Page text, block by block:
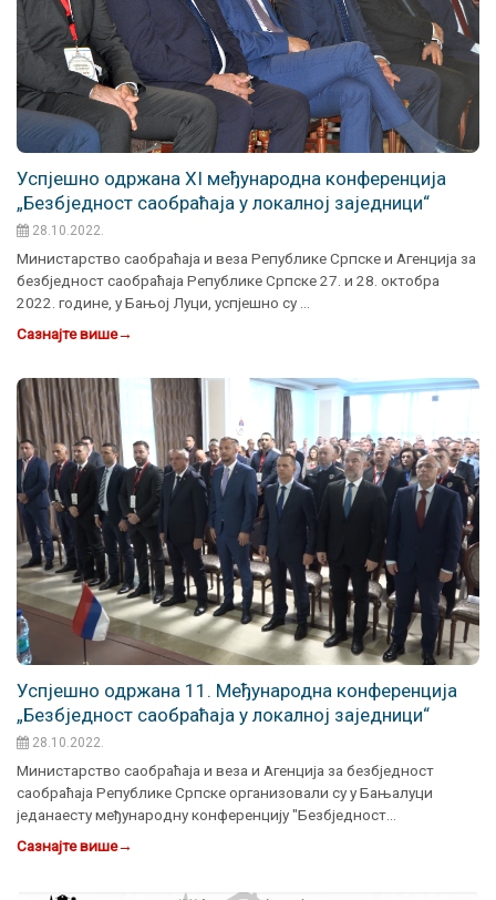
Успјешно одржана XI међународна конференција
„Безбједност саобраћаја у локалној заједници“
28.10.2022.
Министарство саобраћаја и веза Републике Српске и Агенција за
безбједност саобраћаја Републике Српске 27. и 28. октобра
2022. године, у Бањој Луци, успјешно су …
Сазнајте више→
Успјешно одржана 11. Међународна конференција
„Безбједност саобраћаја у локалној заједници“
28.10.2022.
Министарство саобраћаја и веза и Агенција за безбједност
саобраћаја Републике Српске организовали су у Бањалуци
једанаесту међународну конференцију "Безбједност…
Сазнајте више→